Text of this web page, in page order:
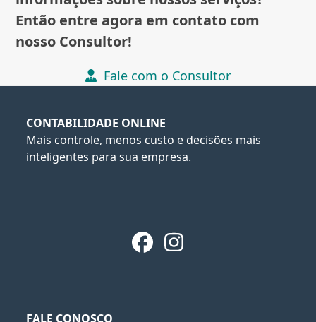
Então entre agora em contato com
nosso Consultor!
Fale com o Consultor
CONTABILIDADE ONLINE
Mais controle, menos custo e decisões mais
inteligentes para sua empresa.
Facebook
Instagram
FALE CONOSCO